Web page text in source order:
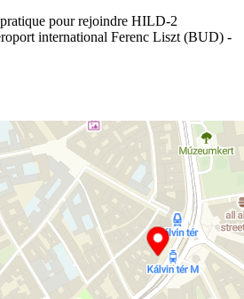
pour rejoindre HILD-2
international Ferenc Liszt (BUD) -